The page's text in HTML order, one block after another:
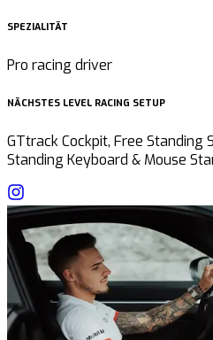
SPEZIALITÄT
Pro racing driver
NÄCHSTES LEVEL RACING SETUP
GTtrack Cockpit, Free Standing
Standing Keyboard & Mouse